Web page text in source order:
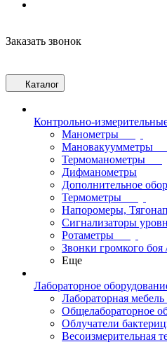
Заказать звонок
Каталог
Контрольно-
Манометры
Мановакуумметры
Термоманометры
Дифманометры
Дополнительное
Термометры
Напоромеры,
Сигнализаторы
Ротаметры
Звонки громкого боя
Еще
Лабораторное
Лабораторная мебель
Общелабораторное
Облучатели
Весоизмерительная